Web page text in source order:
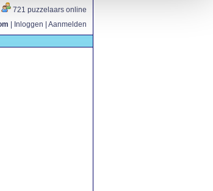
721 puzzelaars online
Inloggen Aanmelden